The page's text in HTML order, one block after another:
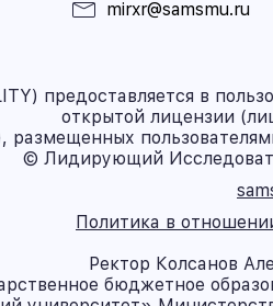
mirxr@samsmu.ru
предоставляется в
открытой лицензии
размещенных
© Лидирующий
Политика в
Ректор Колсанов
бюджетное